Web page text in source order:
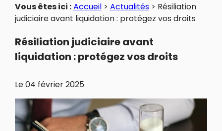
Vous êtes ici :Accueil> Actualités> Résiliation
judiciaire avant liquidation : protégez vos droits
Résiliation judiciaire avant
liquidation : protégez vos droits
Le04 février 2025